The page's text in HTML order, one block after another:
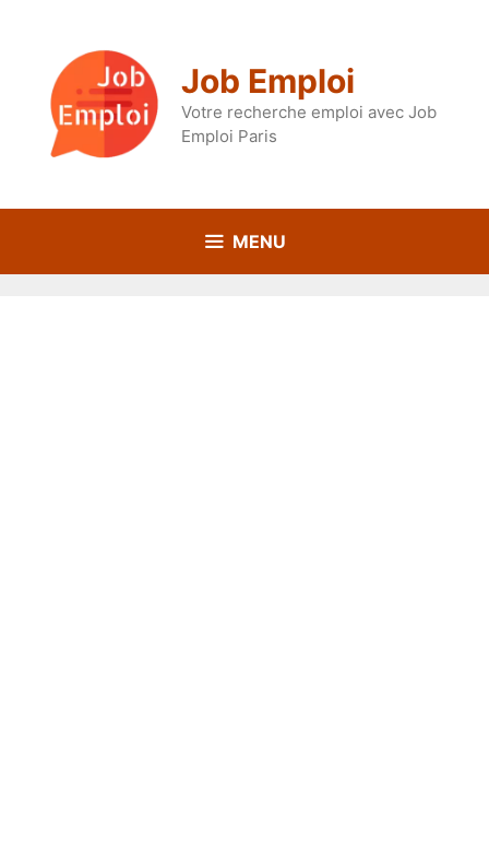
Job Emploi
Votre recherche emploi avec Job
Emploi Paris
MENU